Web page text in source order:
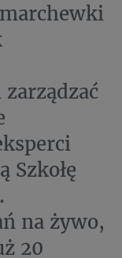
Szkołę
na żywo,
20